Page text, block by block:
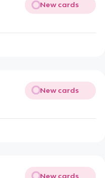
New cards
New cards
New cards